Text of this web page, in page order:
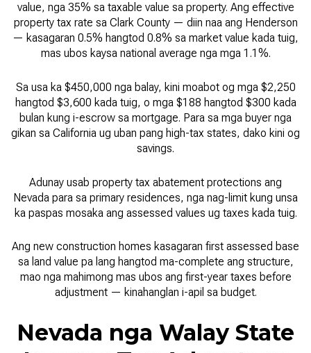
value, nga 35% sa taxable value sa property. Ang effective
property tax rate sa Clark County — diin naa ang Henderson
— kasagaran 0.5% hangtod 0.8% sa market value kada tuig,
mas ubos kaysa national average nga mga 1.1%.
Sa usa ka $450,000 nga balay, kini moabot og mga $2,250
hangtod $3,600 kada tuig, o mga $188 hangtod $300 kada
bulan kung i-escrow sa mortgage. Para sa mga buyer nga
gikan sa California ug uban pang high-tax states, dako kini og
savings.
Adunay usab property tax abatement protections ang
Nevada para sa primary residences, nga nag-limit kung unsa
ka paspas mosaka ang assessed values ug taxes kada tuig.
Ang new construction homes kasagaran first assessed base
sa land value pa lang hangtod ma-complete ang structure,
mao nga mahimong mas ubos ang first-year taxes before
adjustment — kinahanglan i-apil sa budget.
Nevada nga Walay State